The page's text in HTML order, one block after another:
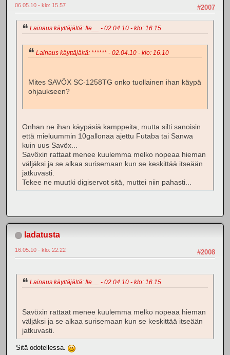
#2007
06.05.10 - klo: 15.57
Lainaus käyttäjältä: Ile__ - 02.04.10 - klo: 16.15
Lainaus käyttäjältä: ****** - 02.04.10 - klo: 16.10
Mites SAVÖX SC-1258TG onko tuollainen ihan käypä
ohjaukseen?
Onhan ne ihan käypäsiä kamppeita, mutta silti sanoisin
että mieluummin 10gallonaa ajettu Futaba tai Sanwa
kuin uus Savöx...
Savöxin rattaat menee kuulemma melko nopeaa hieman
väljäksi ja se alkaa surisemaan kun se keskittää itseään
jatkuvasti.
Tekee ne muutki digiservot sitä, muttei niin pahasti...
ladatusta
#2008
16.05.10 - klo: 22.22
Lainaus käyttäjältä: Ile__ - 02.04.10 - klo: 16.15
Savöxin rattaat menee kuulemma melko nopeaa hieman
väljäksi ja se alkaa surisemaan kun se keskittää itseään
jatkuvasti.
Sitä odotellessa.